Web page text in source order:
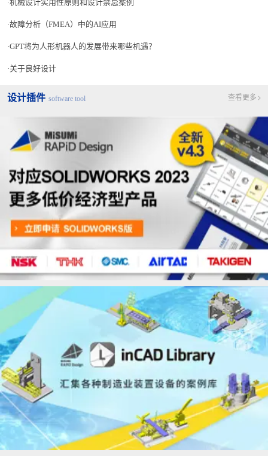
机械设计实用性原则和设计禁忌案例
故障分析（FMEA）中的AI应用
GPT将为人形机器人的发展带来哪些机遇？
关于良好设计
设计插件 software tool 查看更多